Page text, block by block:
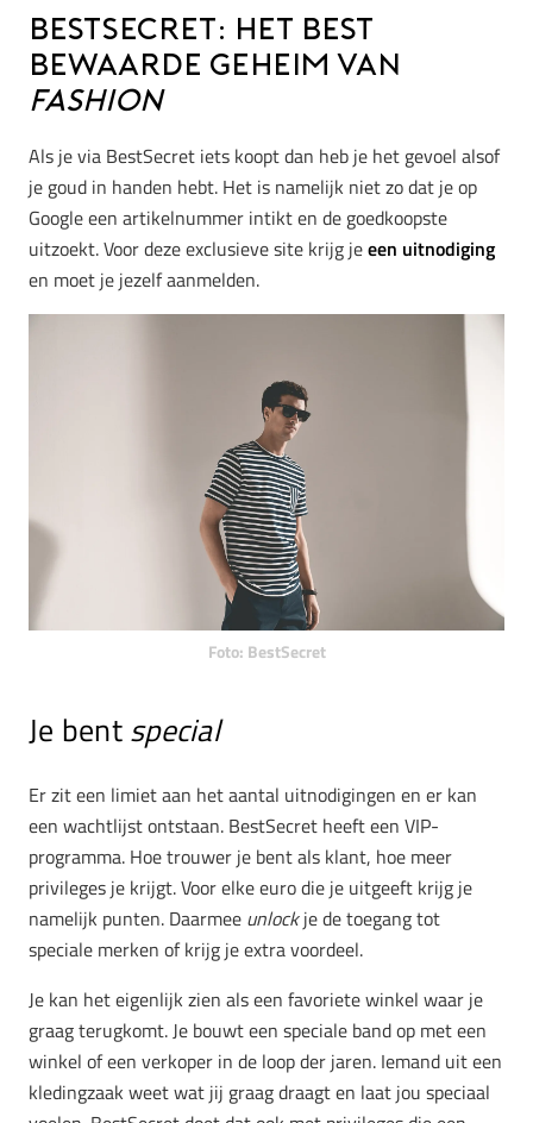
BestSecret: het best
bewaarde geheim van
fashion
Als je via BestSecret iets koopt dan heb je het gevoel alsof
je goud in handen hebt. Het is namelijk niet zo dat je op
Google een artikelnummer intikt en de goedkoopste
uitzoekt. Voor deze exclusieve site krijg jeeen uitnodiging
en moet je jezelf aanmelden.
Foto: BestSecret
Je bentspecial
Er zit een limiet aan het aantal uitnodigingen en er kan
een wachtlijst ontstaan. BestSecret heeft een VIP-
programma. Hoe trouwer je bent als klant, hoe meer
privileges je krijgt. Voor elke euro die je uitgeeft krijg je
namelijk punten. Daarmee unlockje de toegang tot
speciale merken of krijg je extra voordeel.
Je kan het eigenlijk zien als een favoriete winkel waar je
graag terugkomt. Je bouwt een speciale band op met een
winkel of een verkoper in de loop der jaren. Iemand uit een
kledingzaak weet wat jij graag draagt en laat jou speciaal